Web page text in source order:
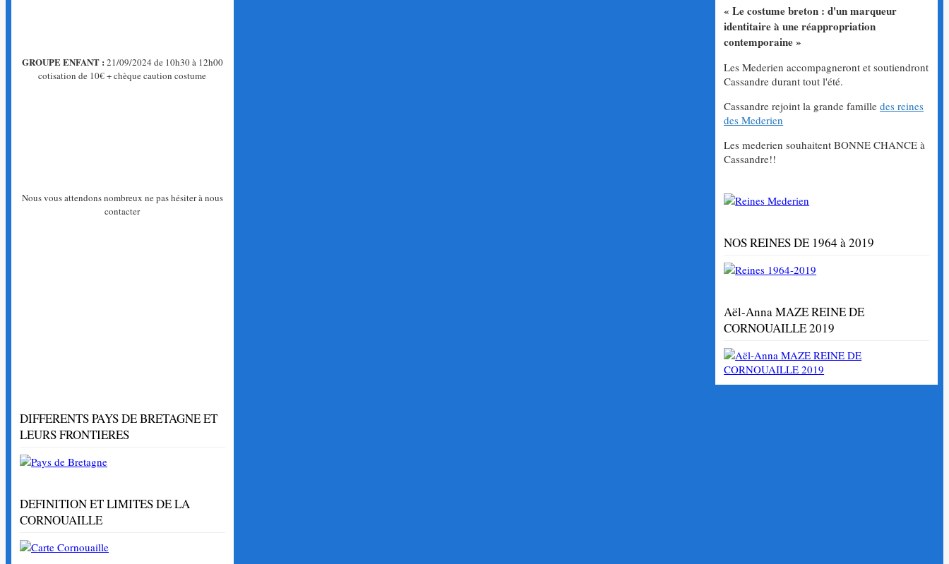
GROUPE ENFANT : 21/09/2024 de 10h30 à 12h00
cotisation de 10€ + chèque caution costume
Nous vous attendons nombreux ne pas hésiter à nous
contacter
DIFFERENTS PAYS DE BRETAGNE ET
LEURS FRONTIERES
DEFINITION ET LIMITES DE LA
CORNOUAILLE
« Le costume breton : d'un marqueur
identitaire à une réappropriation
contemporaine »
Les Mederien accompagneront et soutiendront
Cassandre durant tout l'été.
Cassandre rejoint la grande familledes reines
des Mederien
Les mederien souhaitent BONNE CHANCE à
Cassandre!!
NOS REINES DE 1964 à 2019
Aël-Anna MAZE REINE DE
CORNOUAILLE 2019